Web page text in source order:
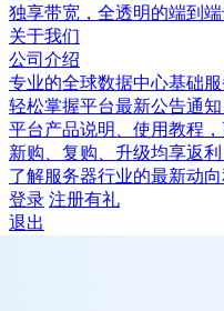
独享带宽，全透明的端到
关于我们
公司介绍
专业的全球数据中心基础
轻松掌握平台最新公告通知
平台产品说明、使用教程
新购、复购、升级均享返
了解服务器行业的最新动
登录 注册有礼
退出